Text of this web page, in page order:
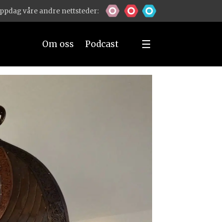
våre andre nettsteder:
Om oss Podcast